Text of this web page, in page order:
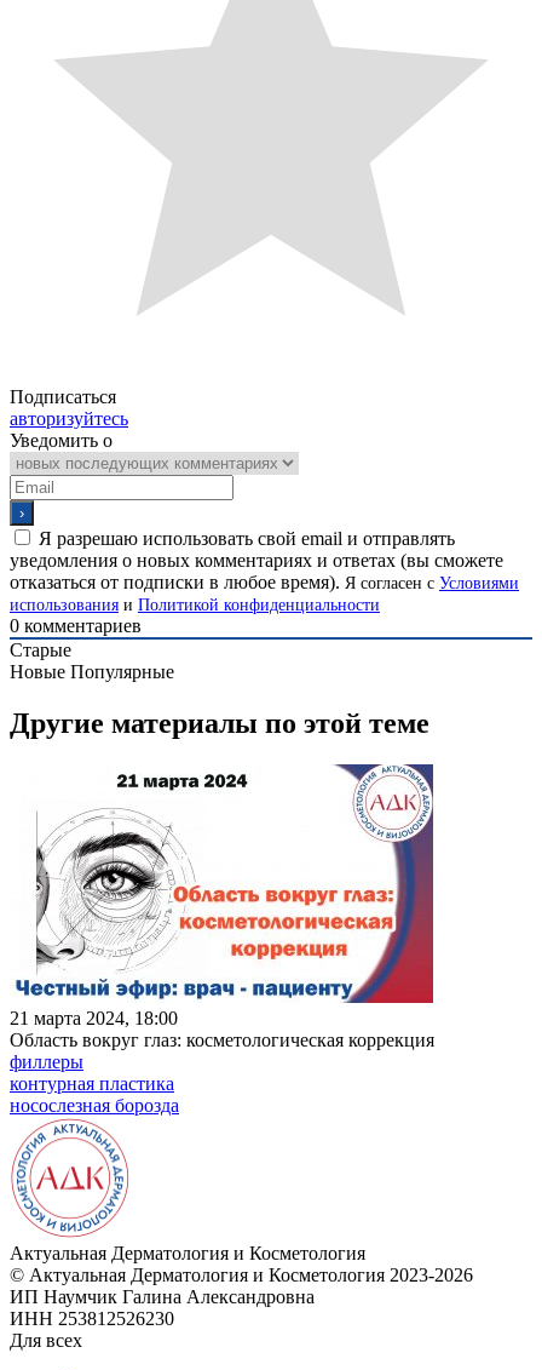
Подписаться
авторизуйтесь
Уведомить о
Я разрешаю использовать свой email и отправлять
уведомления о новых комментариях и ответах (вы cможете
отказаться от подписки в любое время). Я согласен с Условиями
использования и Политикой конфиденциальности
0 комментариев
Старые
Новые Популярные
Другие материалы по этой теме
21 марта 2024, 18:00
Область вокруг глаз: косметологическая коррекция
филлеры
контурная пластика
носослезная борозда
Актуальная Дерматология и Косметология
© Актуальная Дерматология и Косметология 2023-2026
ИП Наумчик Галина Александровна
ИНН 253812526230
Для всех